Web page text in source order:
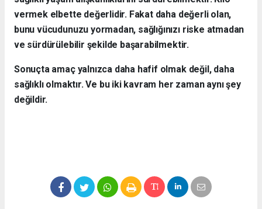
vermek elbette değerlidir. Fakat daha değerli olan,
bunu vücudunuzu yormadan, sağlığınızı riske atmadan
ve sürdürülebilir şekilde başarabilmektir.
Sonuçta amaç yalnızca daha hafif olmak değil, daha
sağlıklı olmaktır. Ve bu iki kavram her zaman aynı şey
değildir.